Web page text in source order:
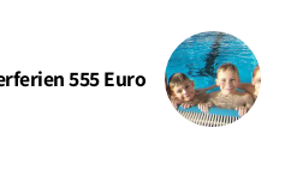
555 Euro